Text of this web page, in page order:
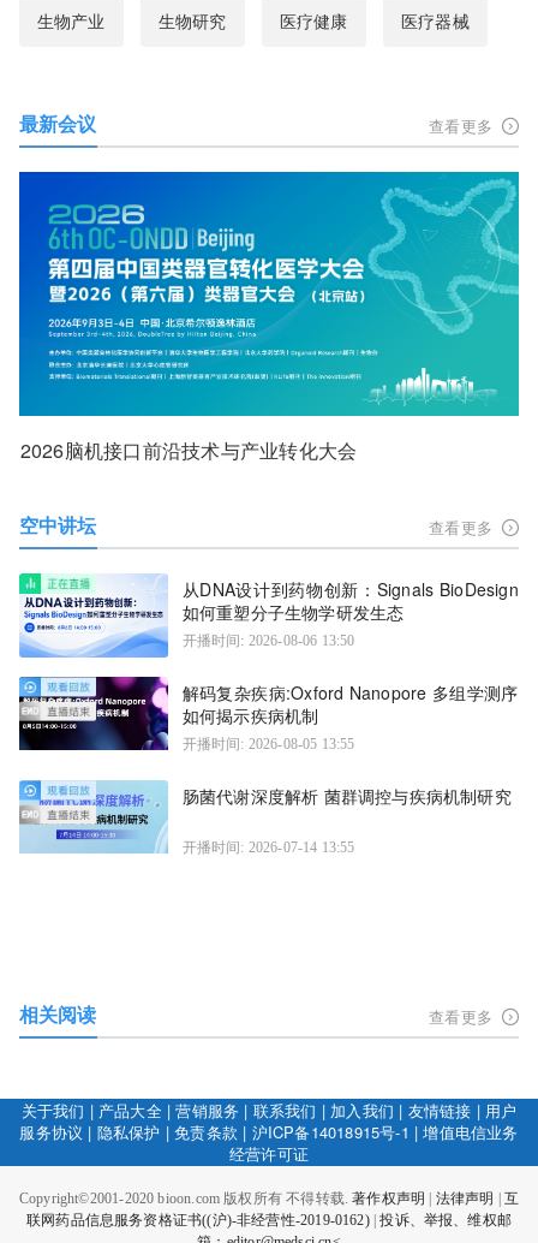
生物产业 生物研究 医疗健康 医疗器械
最新会议 查看更多
2026脑机接口前沿技术与产业转化大会
空中讲坛 查看更多
从DNA设计到药物创新：Signals BioDesign
如何重塑分子生物学研发生态
开播时间: 2026-08-06 13:50
解码复杂疾病:Oxford Nanopore 多组学测序
如何揭示疾病机制
开播时间: 2026-08-05 13:55
肠菌代谢深度解析 菌群调控与疾病机制研究
开播时间: 2026-07-14 13:55
相关阅读 查看更多
关于我们 | 产品大全|营销服务 | 联系我们 | 加入我们 | 友情链接 | 用户
服务协议 | 隐私保护 |免责条款 | 沪ICP备14018915号-1 |增值电信业务
经营许可证
Copyright©2001-2020 bioon.com 版权所有 不得转载.著作权声明 法律声明
互
联网药品信息服务资格证书((沪)-非经营性-2019-0162)|投诉、举报、维权邮